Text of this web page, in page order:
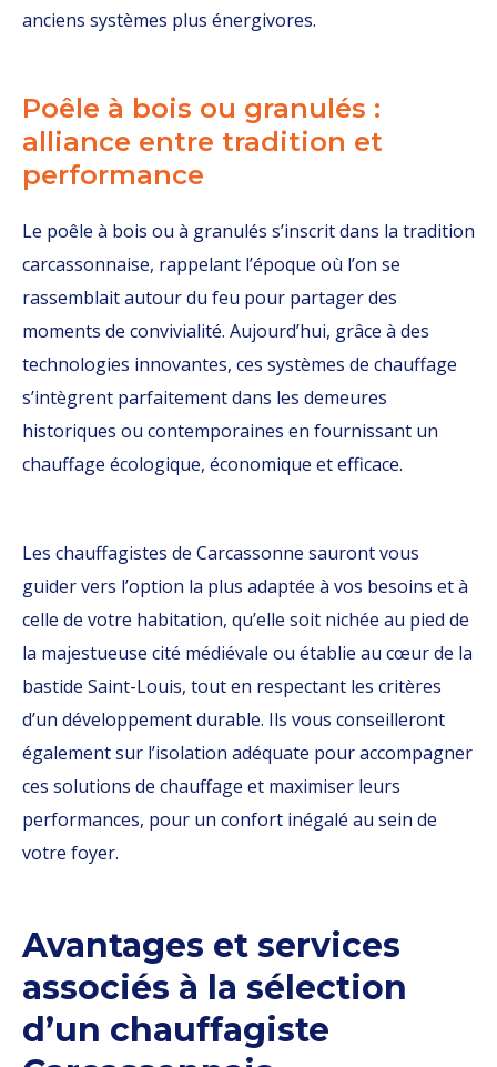
anciens systèmes plus énergivores.
Poêle à bois ou granulés :
alliance entre tradition et
performance
Le poêle à bois ou à granulés s’inscrit dans la tradition
carcassonnaise, rappelant l’époque où l’on se
rassemblait autour du feu pour partager des
moments de convivialité. Aujourd’hui, grâce à des
technologies innovantes, ces systèmes de chauffage
s’intègrent parfaitement dans les demeures
historiques ou contemporaines en fournissant un
chauffage écologique, économique et efficace.
Les chauffagistes de Carcassonne sauront vous
guider vers l’option la plus adaptée à vos besoins et à
celle de votre habitation, qu’elle soit nichée au pied de
la majestueuse cité médiévale ou établie au cœur de la
bastide Saint-Louis, tout en respectant les critères
d’un développement durable. Ils vous conseilleront
également sur l’isolation adéquate pour accompagner
ces solutions de chauffage et maximiser leurs
performances, pour un confort inégalé au sein de
votre foyer.
Avantages et services
associés à la sélection
d’un chauffagiste